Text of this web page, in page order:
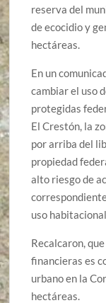
reserva del
de ecocidio y
hectáreas.
En un
cambiar el uso
protegidas
El Crestón, la
por arriba del
propiedad
alto riesgo de
uso
Recalcaron,
financieras es
urbano en la
hectáreas.